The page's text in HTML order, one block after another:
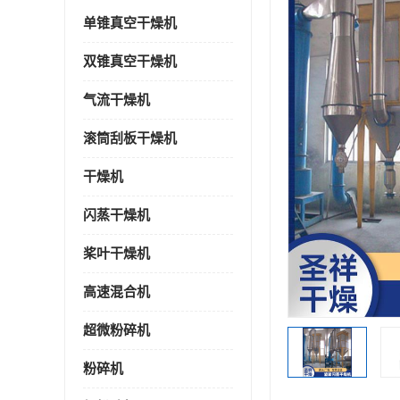
单锥真空干燥机
双锥真空干燥机
气流干燥机
滚筒刮板干燥机
干燥机
闪蒸干燥机
桨叶干燥机
高速混合机
超微粉碎机
粉碎机